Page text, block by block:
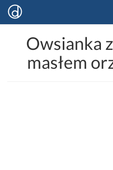
Owsianka
masłem